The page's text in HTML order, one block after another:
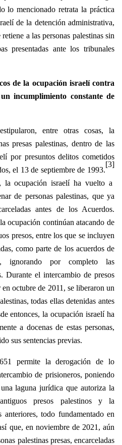
lo mencionado retrata la práctica
de la detención administrativa,
a las personas palestinas sin
presentadas ante los tribunales
de la ocupación israelí contra
incumplimiento constante de
entre otras cosas, la
presas palestinas, dentro de las
por presuntos delitos cometidos
el 13 de septiembre de 1993.
[3]
la ocupación israelí ha vuelto a
de personas palestinas, que ya
antes de los Acuerdos.
ocupación continúan atacando de
presos, entre los que se incluyen
como parte de los acuerdos de
ignorando por completo las
Durante el intercambio de presos
octubre de 2011, se liberaron un
todas ellas detenidas antes
entonces, la ocupación israelí ha
a docenas de estas personas,
sus sentencias previas.
permite la derogación de lo
de prisioneros, poniendo
laguna jurídica que autoriza la
presos palestinos y la
anteriores, todo fundamentado en
que, en noviembre de 2021, aún
palestinas presas, encarceladas